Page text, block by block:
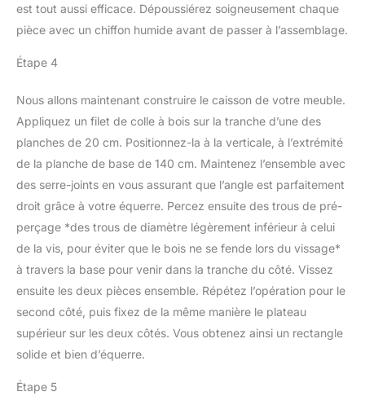
est tout aussi efficace. Dépoussiérez soigneusement chaque
pièce avec un chiffon humide avant de passer à l’assemblage.
Étape 4
Nous allons maintenant construire le caisson de votre meuble.
Appliquez un filet de colle à bois sur la tranche d’une des
planches de 20 cm. Positionnez-la à la verticale, à l’extrémité
de la planche de base de 140 cm. Maintenez l’ensemble avec
des serre-joints en vous assurant que l’angle est parfaitement
droit grâce à votre équerre. Percez ensuite des trous de pré-
perçage *des trous de diamètre légèrement inférieur à celui
de la vis, pour éviter que le bois ne se fende lors du vissage*
à travers la base pour venir dans la tranche du côté. Vissez
ensuite les deux pièces ensemble. Répétez l’opération pour le
second côté, puis fixez de la même manière le plateau
supérieur sur les deux côtés. Vous obtenez ainsi un rectangle
solide et bien d’équerre.
Étape 5